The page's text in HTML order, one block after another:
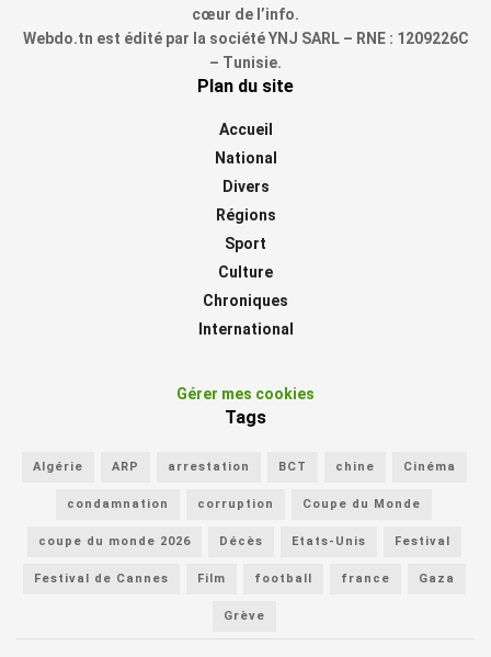
cœur de l’info.
Webdo.tn est édité par la société YNJ SARL – RNE : 1209226C
– Tunisie.
Plan du site
Accueil
National
Divers
Régions
Sport
Culture
Chroniques
International
Gérer mes cookies
Tags
Algérie ARP arrestation BCT chine Cinéma
condamnation corruption Coupe du Monde
coupe du monde 2026 Décès Etats-Unis Festival
Festival de Cannes Film football france Gaza
Grève